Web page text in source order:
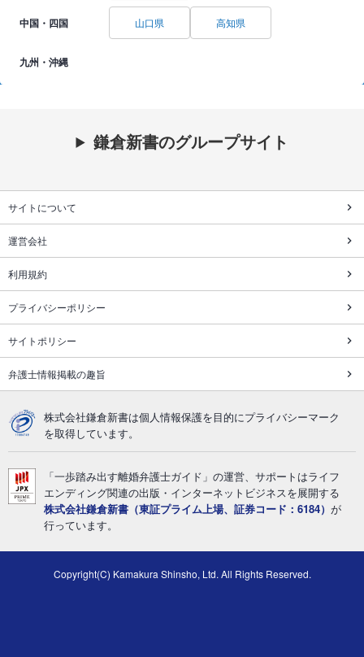
中国・四国 山口県 高知県
九州・沖縄
鎌倉新書のグループサイト
サイトについて
運営会社
利用規約
プライバシーポリシー
サイトポリシー
弁護士情報掲載の趣旨
株式会社鎌倉新書は個人情報保護を目的にプライバシーマーク
を取得しています。
「一歩踏み出す離婚弁護士ガイド」の運営、サポートはライフ
エンディング関連の出版・インターネットビジネスを展開する
株式会社鎌倉新書（東証プライム上場、証券コード：6184） が
行っています。
Copyright(C) Kamakura Shinsho, Ltd. All Rights Reserved.